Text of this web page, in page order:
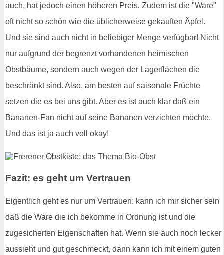
auch, hat jedoch einen höheren Preis. Zudem ist die "Ware"
oft nicht so schön wie die üblicherweise gekauften Äpfel.
Und sie sind auch nicht in beliebiger Menge verfügbar! Nicht
nur aufgrund der begrenzt vorhandenen heimischen
Obstbäume, sondern auch wegen der Lagerflächen die
beschränkt sind. Also, am besten auf saisonale Früchte
setzen die es bei uns gibt. Aber es ist auch klar daß ein
Bananen-Fan nicht auf seine Bananen verzichten möchte.
Und das ist ja auch voll okay!
Fazit: es geht um Vertrauen
Eigentlich geht es nur um Vertrauen: kann ich mir sicher sein
daß die Ware die ich bekomme in Ordnung ist und die
zugesicherten Eigenschaften hat. Wenn sie auch noch lecker
aussieht und gut geschmeckt, dann kann ich mit einem guten